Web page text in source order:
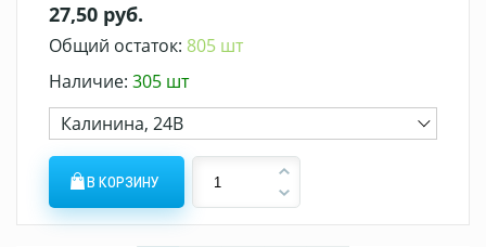
27,50 руб.
Общий остаток: 805 шт
Наличие: 305 шт
Калинина, 24В
В КОРЗИНУ